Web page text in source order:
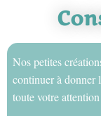
Nos petites
continuer à donner
toute votre